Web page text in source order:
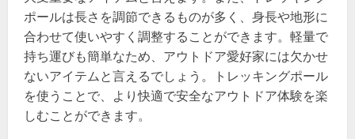
ポールは長さを調節できるものが多く、身長や地形に
合わせて使いやすく調整することができます。軽量で
持ち運びも簡単なため、アウトドア愛好家には欠かせ
ないアイテムと言えるでしょう。トレッキングポール
を使うことで、より快適で安全なアウトドア体験を楽
しむことができます。